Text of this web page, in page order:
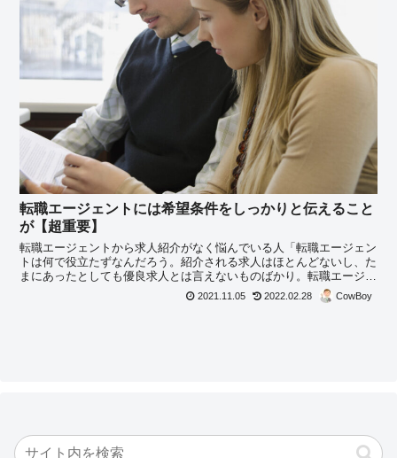
転職エージェントには希望条件をしっかりと伝えること
が【超重要】
転職エージェントから求人紹介がなく悩んでいる人「転職エージェン
トは何で役立たずなんだろう。紹介される求人はほとんどないし、た
まにあったとしても優良求人とは言えないものばかり。転職エージェ
ントの使い方が悪いのだろうか？」これらのお悩みにお答えします。
2021.11.05 2022.02.28 CowBoy